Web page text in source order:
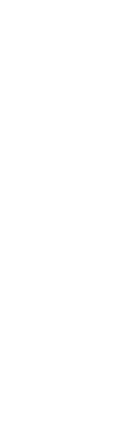
By continuing to browse
you can access our